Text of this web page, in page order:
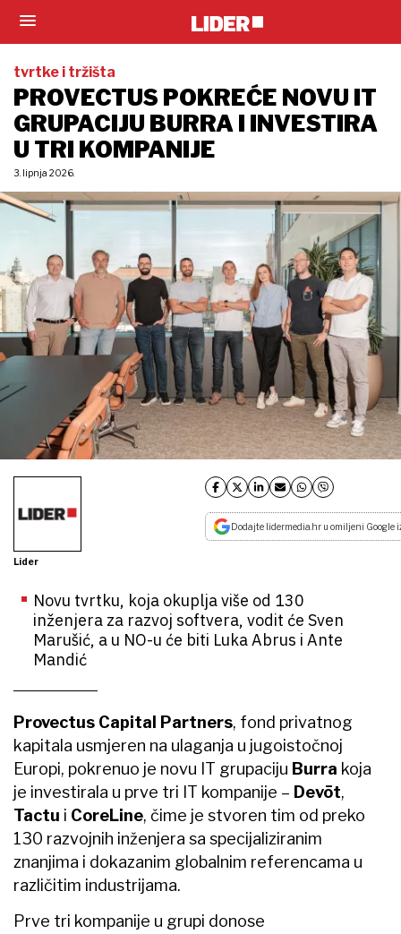
tvrtke i tržišta
PROVECTUS POKREĆE NOVU IT
GRUPACIJU BURRA I INVESTIRA
U TRI KOMPANIJE
3. lipnja 2026.
Lider
Dodajte lidermedia.hr u omiljeni Google
Novu tvrtku, koja okuplja više od 130
inženjera za razvoj softvera, vodit će Sven
Marušić, a u NO-u će biti Luka Abrus i Ante
Mandić
Provectus Capital Partners, fond privatnog
kapitala usmjeren na ulaganja u jugoistočnoj
Europi, pokrenuo je novu IT grupaciju Burra koja
je investirala u prve tri IT kompanije – Devōt,
Tactu i CoreLine, čime je stvoren tim od preko
130 razvojnih inženjera sa specijaliziranim
znanjima i dokazanim globalnim referencama u
različitim industrijama.
Prve tri kompanije u grupi donose